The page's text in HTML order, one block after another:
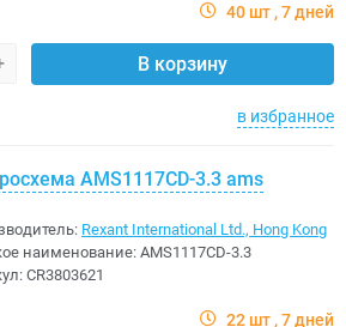
40 шт 7 дней
В корзину
в избранное
AMS1117CD-3.3 ams
Rexant International Ltd., Hong Kong
наименование: AMS1117CD-3.3
CR3803621
22 шт 7 дней